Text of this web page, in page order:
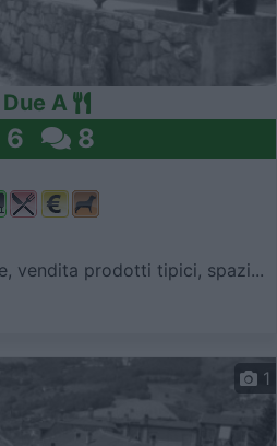
A
6 8
vendita prodotti tipici, spazi...
1